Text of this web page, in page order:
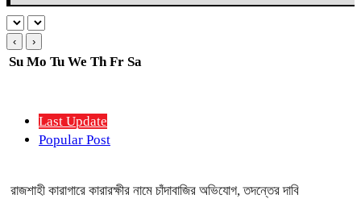
‹ ›
Su Mo Tu We Th Fr Sa
Last Update
Popular Post
রাজশাহী কারাগারে কারারক্ষীর নামে চাঁদাবাজির অভিযোগ, তদন্তের দাবি